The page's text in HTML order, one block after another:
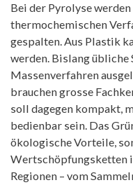
Bei der Pyrolyse
thermochemischen
gespalten. Aus Plastik
werden. Bislang
Massenverfahren
brauchen grosse
soll dagegen kompakt,
bedienbar sein. Das
ökologische Vorteile,
Wertschöpfungsketten
Regionen – vom